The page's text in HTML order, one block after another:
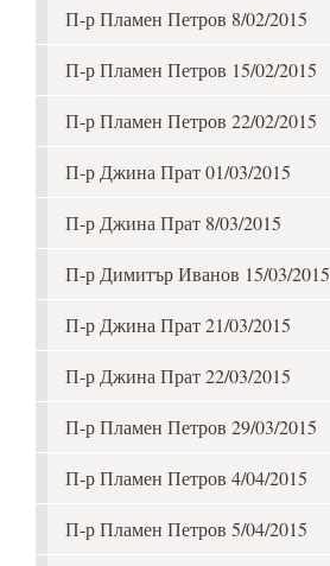
П-р Пламен Петров 8/02/2015
П-р Пламен Петров 15/02/2015
П-р Пламен Петров 22/02/2015
П-р Джина Прат 01/03/2015
П-р Джина Прат 8/03/2015
П-р Димитър Иванов 15/03/2015
П-р Джина Прат 21/03/2015
П-р Джина Прат 22/03/2015
П-р Пламен Петров 29/03/2015
П-р Пламен Петров 4/04/2015
П-р Пламен Петров 5/04/2015